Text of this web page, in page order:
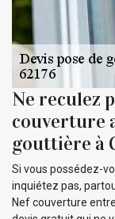
Ne reculez
couverture
gouttière à
Si vous possédez-
inquiétez pas,
Nef couverture